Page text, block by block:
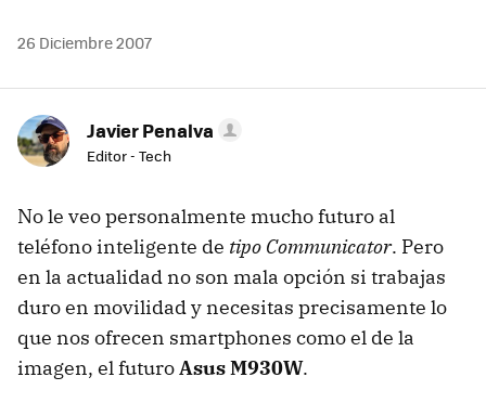
26 Diciembre 2007
Javier Penalva
Editor - Tech
No le veo personalmente mucho futuro al
teléfono inteligente de tipo Communicator. Pero
en la actualidad no son mala opción si trabajas
duro en movilidad y necesitas precisamente lo
que nos ofrecen smartphones como el de la
imagen, el futuroAsus M930W.